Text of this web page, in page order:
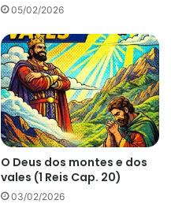
05/02/2026
O Deus dos montes e dos
vales (1 Reis Cap. 20)
03/02/2026